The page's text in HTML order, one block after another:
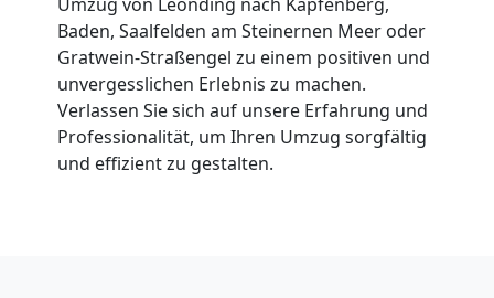
Baden, Saalfelden am Steinernen Meer oder
Gratwein-Straßengel zu einem positiven und
unvergesslichen Erlebnis zu machen.
Verlassen Sie sich auf unsere Erfahrung und
Professionalität, um Ihren Umzug sorgfältig
und effizient zu gestalten.
Leonding
Übersiedlung
Leonding